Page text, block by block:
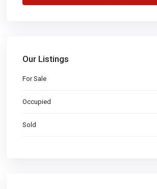
Our Listings
For Sale
Occupied
Sold